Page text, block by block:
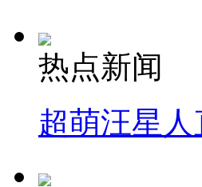
热点新闻
超萌汪星